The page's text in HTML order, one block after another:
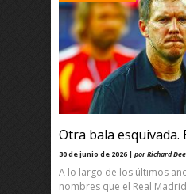
Otra bala esquivada.
30 de junio de 2026 | por Richard
A lo largo de los últimos
nombres que el Real